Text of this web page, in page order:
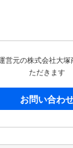
営元の株式会社大
ただきます
お問い合わ